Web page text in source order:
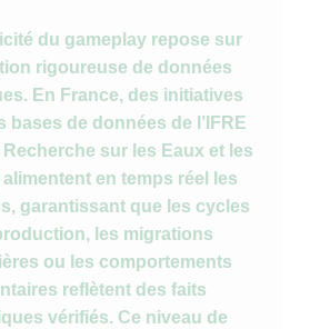
du gameplay repose sur
rigoureuse de données
En France, des initiatives
bases de données de l’IFRE
sur les Eaux et les
alimentent en temps réel les
garantissant que les cycles
les migrations
ou les comportements
reflètent des faits
vérifiés. Ce niveau de